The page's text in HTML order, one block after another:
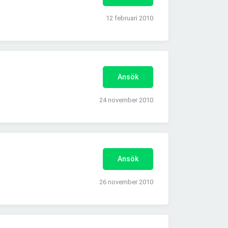
12 februari 2010
Ansök
24 november 2010
Ansök
26 november 2010